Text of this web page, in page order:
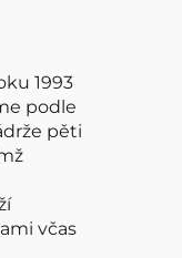
1993
podle
pěti
včas